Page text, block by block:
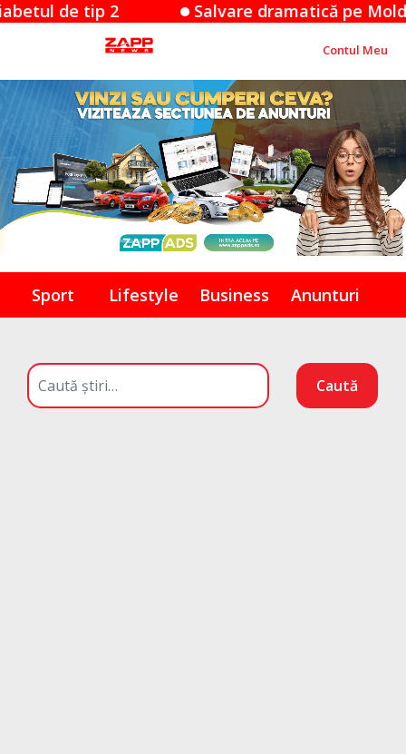
Salvare dramatică pe Moldoveanu: un bărbat de
Contul Meu
Sport Lifestyle Business Anunturi
Caută